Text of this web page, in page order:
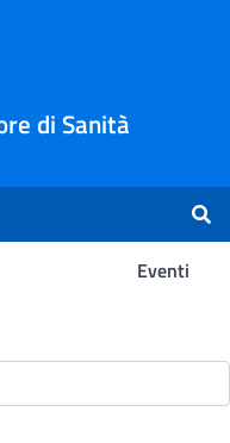
di Sanità
Eventi
-